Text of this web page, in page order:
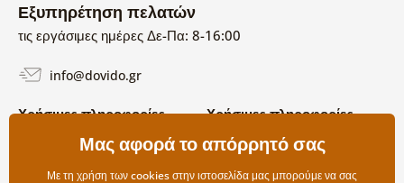
Εξυπηρέτηση πελατών
τις εργάσιμες ημέρες Δε-Πα: 8-16:00
info@dovido.gr
Χρήσιμες πληροφορίες
Όροι χρήσης και επιστροφών
Χρήσιμες πληροφορίες
Σχετικά με εμάς
Συχνές Ερωτήσεις
Επικοινωνία
Μας αφορά το απόρρητό σας
Με τη χρήση των cookies στην ιστοσελίδα μας μπορούμε να σας